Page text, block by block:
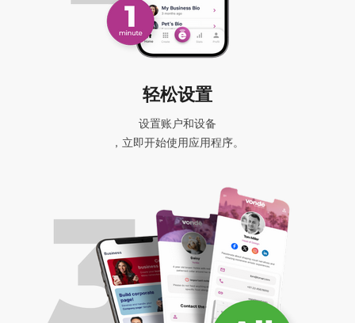
轻松设置
设置账户和设备
，立即开始使用应用程序。